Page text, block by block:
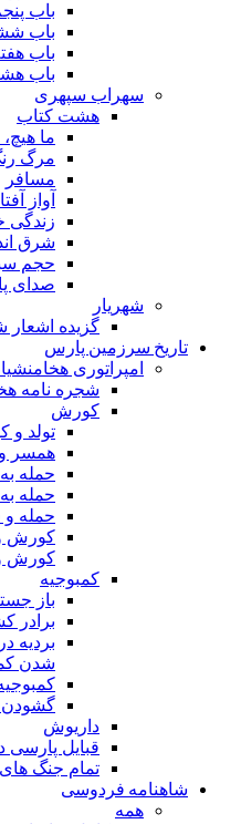
باب
باب
باب
باب
سهراب سپهری
هشت کتاب
ما هیچ،
مرگ
مسافر
آواز
زندگی
شرق
حجم
صدای
شهریار
گزیده اشعار
تاریخ سرزمین پارس
امپراتوری
شجره نامه
کورش
تولد
همسر
حمله
حمله
حمله
کورش
کورش و
کمبوجیه
باز
برادر
بردیه
شدن
گشودن
داریوش
قبایل پارسی
تمام جنگ
شاهنامه فردوسی
همه